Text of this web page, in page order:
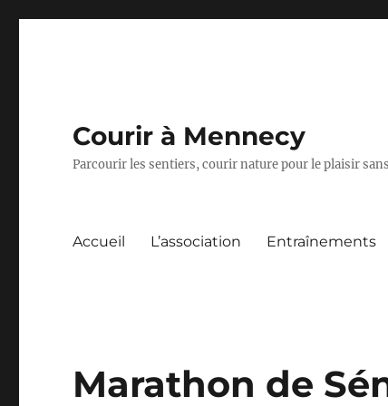
Courir à Mennecy
Parcourir les sentiers, courir nature pour le plaisir
Accueil L’association Entraînements
Marathon de